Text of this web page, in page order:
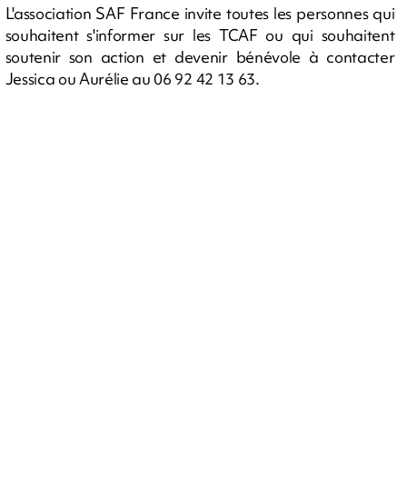
L'association SAF France invite toutes les personnes qui
souhaitent s'informer sur les TCAF ou qui souhaitent
soutenir son action et devenir bénévole à contacter
Jessica ou Aurélie au 06 92 42 13 63.